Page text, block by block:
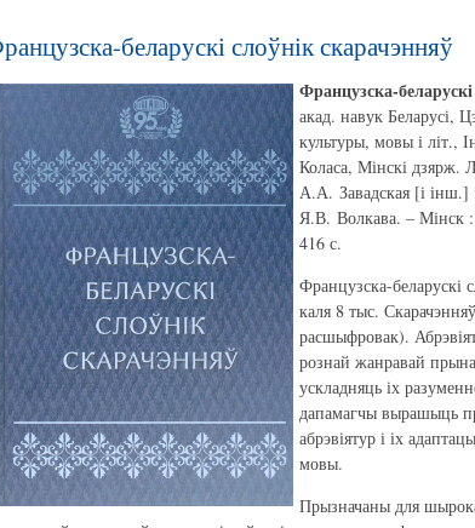
беларускі слоўнік скарачэнняў
Французска-
акад. навук Беларусі,
культуры, мовы і літ.,
Коласа, Мінскі дзярж.
А.А. Завадская [і інш.]
Я.В. Волкава. – Мінск :
416 с.
Французска-беларускі
каля 8 тыс.
расшыфровак).
рознай жанравай
ускладняць іх
дапамагчы вырашыць
абрэвіятур і іх
мовы.
Прызначаны для